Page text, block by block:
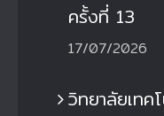
ครั้งที่ 13
17/07/2026
วิทยาลัยเทค